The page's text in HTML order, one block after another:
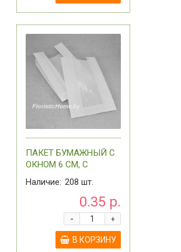
ПАКЕТ БУМАЖНЫЙ С
ОКНОМ 6 СМ, С
ПЛОСК. V-ОБРАЗНЫМ
ДНОМ, 14 СМ Х 25 СМ
АССОРТИМЕНТЕ
Наличие: 208 шт.
0.35 р.
+
-
В КОРЗИНУ